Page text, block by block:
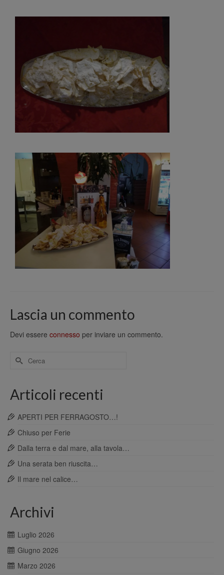
Lascia un commento
Devi essere connesso per inviare un commento.
Cerca
per:
Articoli recenti
APERTI PER FERRAGOSTO…!
Chiuso per Ferie
Dalla terra e dal mare, alla tavola…
Una serata ben riuscita…
Il mare nel calice…
Archivi
Luglio 2026
Giugno 2026
Marzo 2026